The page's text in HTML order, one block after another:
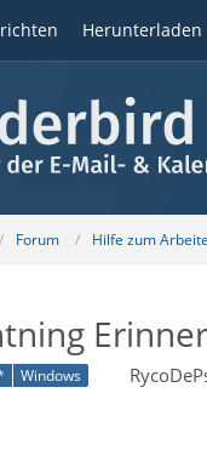
Herunterladen
Forum Hilfe zum
Windows